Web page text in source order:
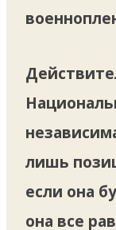
лишь
если она
она все